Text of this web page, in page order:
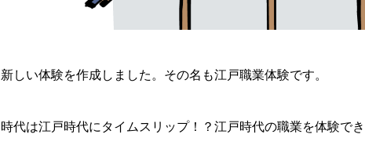
新しい体験を作成しました。その名も江戸職業体験です。
時代は江戸時代にタイムスリップ！？江戸時代の職業を体験で